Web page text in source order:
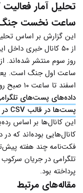
ساعت نخست
از ۵۰ کانال خبری
اسفند تا ساعت ۱۰ صبح روز ۱۲ اسفند.
داده‌های پست‌های
پست‌ها در قالب CSV در دسترس قرار دارد.
کانال‌هایی بوده‌اند که
فکت‌نامه چند هفته
پرداخته بود.
مقاله‌های مرتبط